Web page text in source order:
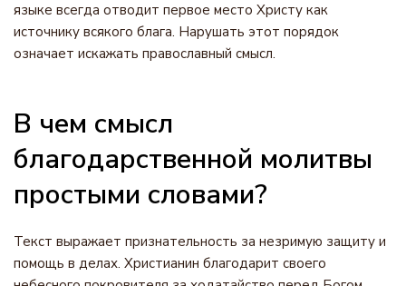
языке всегда отводит первое место Христу как
источнику всякого блага. Нарушать этот порядок
означает искажать православный смысл.
В чем смысл
благодарственной молитвы
простыми словами?
Текст выражает признательность за незримую защиту и
помощь в делах. Христианин благодарит своего